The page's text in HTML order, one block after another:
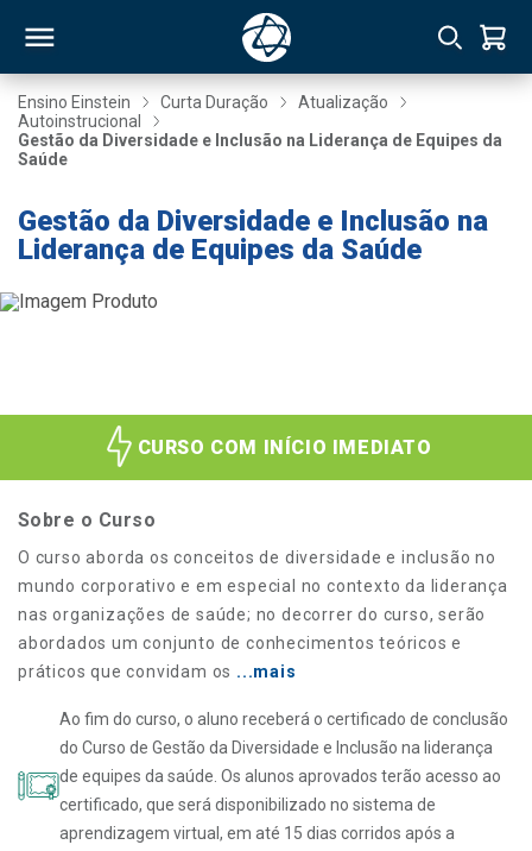
Ensino Einstein Curta Duração
Atualização
Autoinstrucional
Gestão da Diversidade e Inclusão na Liderança de Equipes da
Saúde
Gestão da Diversidade e Inclusão na
Liderança de Equipes da Saúde
CURSO COM INÍCIO IMEDIATO
Sobre o Curso
O curso aborda os conceitos de diversidade e inclusão no
mundo corporativo e em especial no contexto da liderança
nas organizações de saúde; no decorrer do curso, serão
abordados um conjunto de conhecimentos teóricos e
práticos que convidam os ...mais
Ao fim do curso, o aluno receberá o certificado de conclusão
do Curso de Gestão da Diversidade e Inclusão na liderança
de equipes da saúde. Os alunos aprovados terão acesso ao
certificado, que será disponibilizado no sistema de
aprendizagem virtual, em até 15 dias corridos após a